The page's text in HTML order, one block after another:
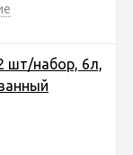
шт/набор, 6л,